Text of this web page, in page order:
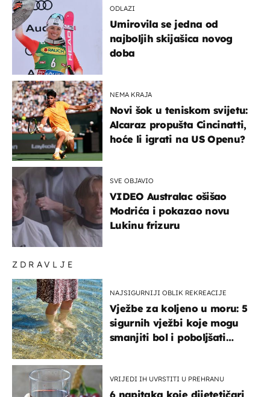
ZDRAVLJE
NAJSIGURNIJI OBLIK REKREACIJE
Vježbe za koljeno u moru: 5
sigurnih vježbi koje mogu
smanjiti bol i poboljšati
VRIJEDI IH UVRSTITI U PREHRANU
ODLAZI
Umirovila se jedna od
najboljih skijašica novog
doba
NEMA KRAJA
Novi šok u teniskom svijetu:
Alcaraz propušta Cincinatti,
hoće li igrati na US Openu?
SVE OBJAVIO
VIDEO Australac ošišao
Modrića i pokazao novu
Lukinu frizuru